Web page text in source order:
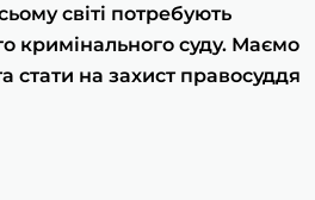
світі потребують
кримінального суду. Маємо
стати на захист правосуддя